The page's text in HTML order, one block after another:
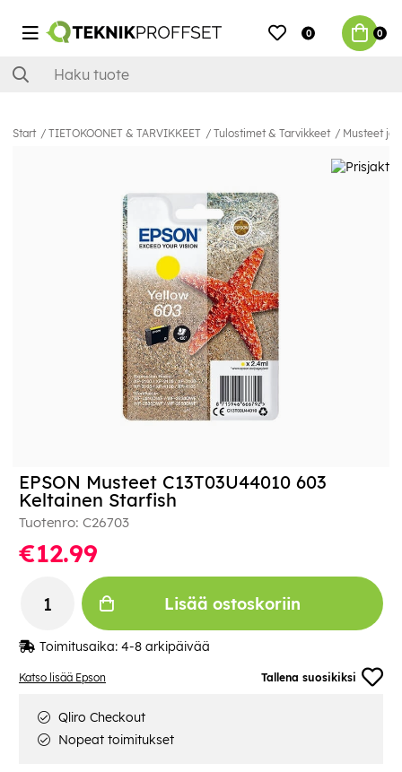
0 0
Start TIETOKOONET & TARVIKKEET Tulostimet & Tarvikkeet Musteet ja
Katso lisää Epson Tallena suosikiksi
EPSON Musteet C13T03U44010 603
Keltainen Starfish
Tuotenro: C26703
€12.99
Lisää ostoskoriin
Toimitusaika: 4-8 arkipäivää
Qliro Checkout
Nopeat toimitukset